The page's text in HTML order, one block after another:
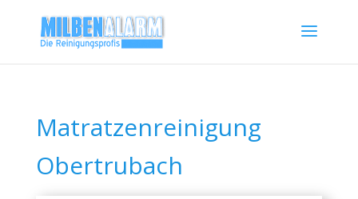
Matratzenreinigung
Obertrubach